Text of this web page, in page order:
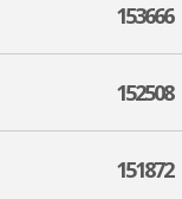
153666
152508
151872